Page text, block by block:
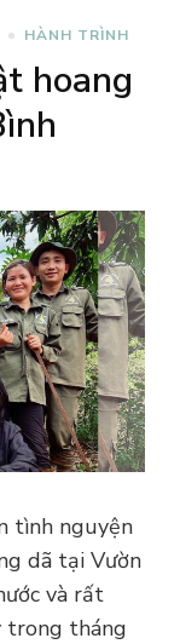
HÀNH TRÌNH
hoang
tình nguyện
dã tại Vườn
và rất
trong tháng